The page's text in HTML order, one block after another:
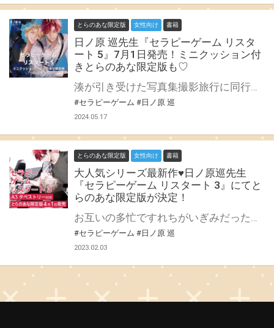
とらのあな限定版 女性向け 書籍
日ノ原 巡先生『セラピーゲーム リスタ
ート 5』7月1日発売！ミニクッション付
きとらのあな限定版も♡
湊が引き受けた写真集撮影旅行に同行中の静真。 仕事に集中していた湊は、静真の誕生日を忘れていたことに気づくが、旅先で何もプレゼントの用意ができない。 せめてと、と決意した湊は……!? 超人気カップル静真×湊、待望の第5巻♥ 日ノ原巡先生の大人気シリーズ、ディアプラス・コミックス『セラピーゲーム リスタート』第5巻が7月1日に発売！ とらのあなでは刊行を記念して、ミニクッション付きとらのあな限定版を発売致します！ 池袋店・通販にて予約開始。 とらのあな限定版は数量限定生産となりますので、お早めにご予約下さい♥
#セラピーゲーム #日ノ原 巡
2024.05.17
とらのあな限定版 女性向け 書籍
大人気シリーズ最新作♥日ノ原巡先生
『セラピーゲーム リスタート 3』にてと
らのあな限定版が決定！
お互いの多忙ですれちがいぎみだった湊と静真。 一緒の時間をふやそうと、同棲にむけて物件探しを進める。 気に入った物件に内見の予約を入れたものの……!? 超人気カップル静真×湊の同棲篇第３巻!! 日ノ原巡先生の大人気シリーズ『セラピーゲーム リスタート』最新3巻が4月1日に発売決定♥ とらのあなでは刊行を記念して、A3タペストリー付きとらのあな限定版を発売致します！ とらのあな各店・通販にて予約開始。 とらのあな限定版は数量限定生産となりますので、お早めにご予約下さい♥
#セラピーゲーム #日ノ原 巡
2023.02.03